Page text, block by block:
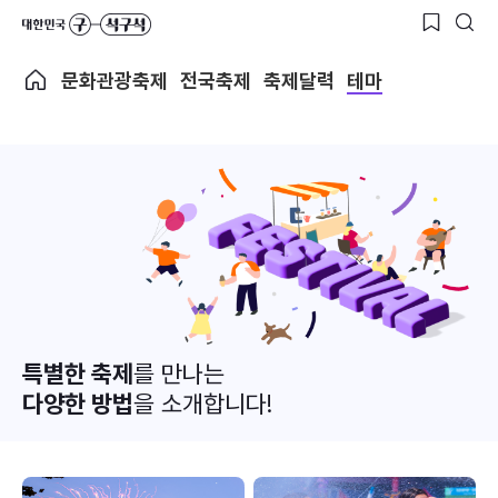
문화관광축제 전국축제 축제달력 테마
특별한 축제를 만나는
다양한 방법을 소개합니다!